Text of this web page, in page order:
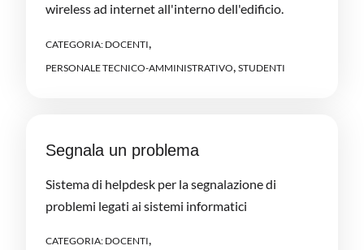
wireless ad internet all'interno dell'edificio.
CATEGORIA: DOCENTI
PERSONALE TECNICO-AMMINISTRATIVO STUDENTI
Segnala un problema
Sistema di helpdesk per la segnalazione di
problemi legati ai sistemi informatici
CATEGORIA: DOCENTI,